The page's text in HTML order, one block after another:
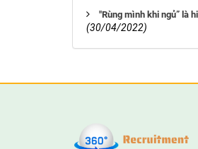
"Rùng mình khi ngủ” là
(30/04/2022)